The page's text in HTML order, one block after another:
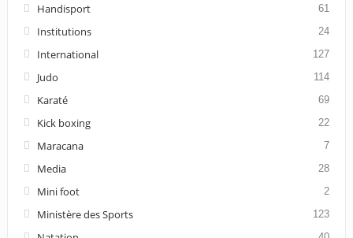
Handisport 61
Institutions 24
International 127
Judo 114
Karaté 69
Kick boxing 22
Maracana 7
Media 28
Mini foot 2
Ministère des Sports 123